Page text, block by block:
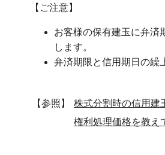
【ご注意】
お客様の保有建玉に弁済
します。
弁済期限と信用期日の繰
【参照】
株式分割時の信用建
権利処理価格を教え